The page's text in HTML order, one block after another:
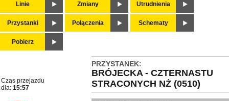
Linie Zmiany Utrudnienia
Przystanki Połączenia Schematy
Pobierz
PRZYSTANEK:
BRÓJECKA - CZTERNASTU
STRACONYCH NŻ (0510)
Czas przejazdu
dla: 15:57